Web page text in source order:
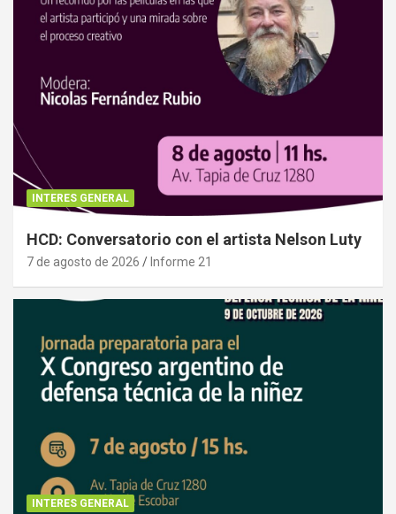
INTERES GENERAL
HCD: Conversatorio con el artista Nelson Luty
7 de agosto de 2026 Informe 21
INTERES GENERAL